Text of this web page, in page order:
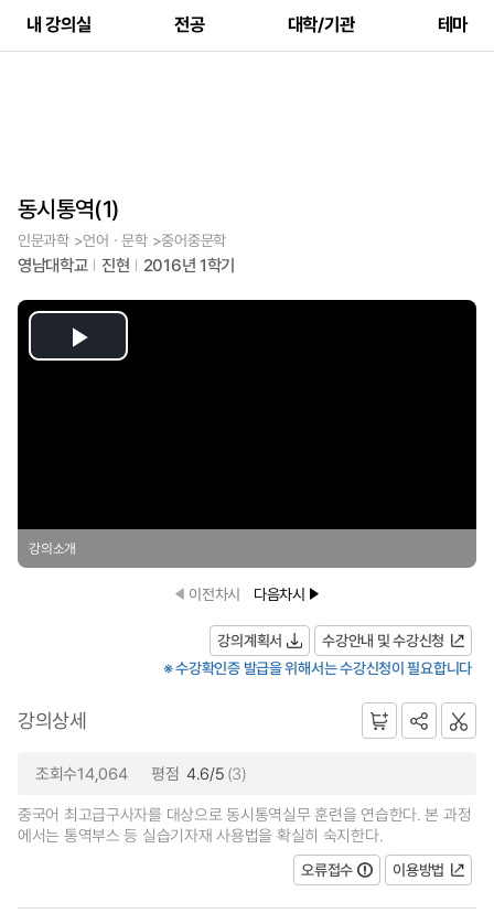
내 강의실 전공 대학/기관 테마
동시통역(1)
인문과학 >언어ㆍ문학 >중어중문학
영남대학교 진현 2016년 1학기
Play
강의소개
이전차시 다음차시
강의계획서
수강안내 및 수강신청
※ 수강확인증 발급을 위해서는 수강신청이 필요합니다
강의상세
조회수14,064 평점 4.6/5 (3)
중국어 최고급구사자를 대상으로 동시통역실무 훈련을 연습한다. 본 과정
에서는 통역부스 등 실습기자재 사용법을 확실히 숙지한다.
오류접수
이용방법